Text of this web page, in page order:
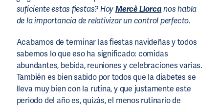
suficiente estas fiestas? HoyMercè Llorcanos habla
de la importancia de relativizar un control perfecto.
Acabamos de terminar las fiestas navideñas y todos
sabemos lo que eso ha significado: comidas
abundantes, bebida, reuniones y celebraciones varias.
También es bien sabido por todos que la diabetes se
lleva muy bien con la rutina, y que justamente este
periodo del año es, quizás, el menos rutinario de